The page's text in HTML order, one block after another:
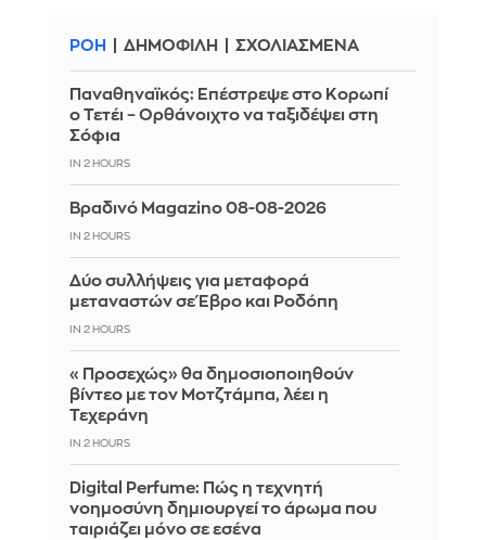
ΡΟΗ ΔΗΜΟΦΙΛΗ ΣΧΟΛΙΑΣΜΕΝΑ
Παναθηναϊκός: Επέστρεψε στο Κορωπί
ο Τετέι – Ορθάνοιχτο να ταξιδέψει στη
Σόφια
IN 2 HOURS
Βραδινό Magazino 08-08-2026
IN 2 HOURS
Δύο συλλήψεις για μεταφορά
μεταναστών σε Έβρο και Ροδόπη
IN 2 HOURS
«Προσεχώς» θα δημοσιοποιηθούν
βίντεο με τον Μοτζτάμπα, λέει η
Τεχεράνη
IN 2 HOURS
Digital Perfume: Πώς η τεχνητή
νοημοσύνη δημιουργεί το άρωμα που
ταιριάζει μόνο σε εσένα